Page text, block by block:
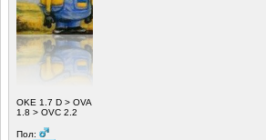
ОKE 1.7 D > OVA
1.8 > OVC 2.2
Пол: